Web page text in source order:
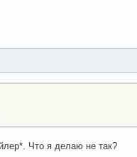
Что я делаю не так?